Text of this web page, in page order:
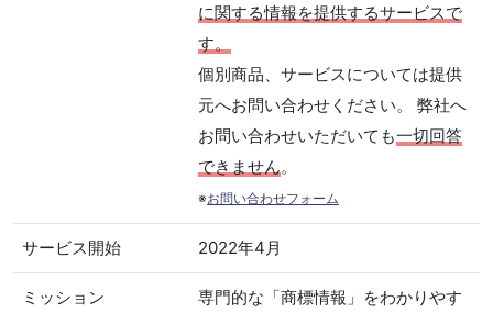
に関する情報を提供するサービスで
す。
個別商品、サービスについては提供
元へお問い合わせください。 弊社へ
お問い合わせいただいても一切回答
できません。
※お問い合わせフォーム
サービス開始 2022年4月
ミッション
専門的な「商標情報」をわかりやす